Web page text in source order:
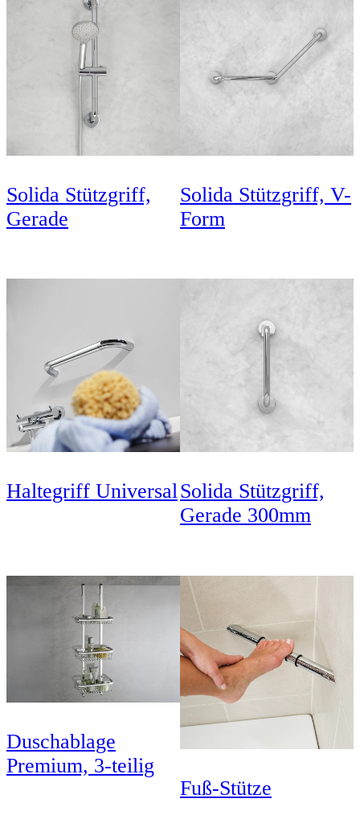
Solida Stützgriff,
Gerade
Solida Stützgriff, V-
Form
Haltegriff UniversalSolida Stützgriff,
Gerade 300mm
Duschablage
Premium, 3-teilig
Fuß-Stütze